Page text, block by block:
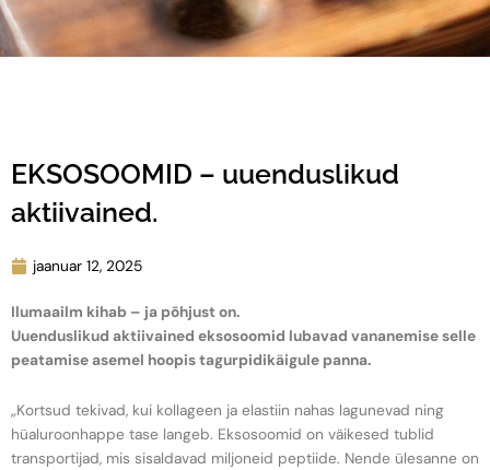
EKSOSOOMID – uuenduslikud
aktiivained.
jaanuar 12, 2025
Ilumaailm kihab – ja põhjust on.
Uuenduslikud aktiivained eksosoomid lubavad vananemise selle
peatamise asemel hoopis tagurpidikäigule panna.
„Kortsud tekivad, kui kollageen ja elastiin nahas lagunevad ning
hüaluroonhappe tase langeb. Eksosoomid on väikesed tublid
transportijad, mis sisaldavad miljoneid peptiide. Nende ülesanne on